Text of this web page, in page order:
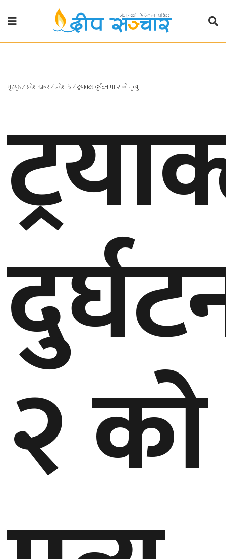
गृहपृष्ठ
प्रदेश
१
प्रदेश
२
बाग्मती
गण्डकी
प्रदेश
५
कर्णाली
प्रदेश
प्रदेश
विचार
खेलकुद
कला/
साहित्य
गृहपृष्ठ∕प्रदेश खबर∕प्रदेश ५∕ट्रयाक्टर दुर्घटनामा २ को मृत्यु
२ को